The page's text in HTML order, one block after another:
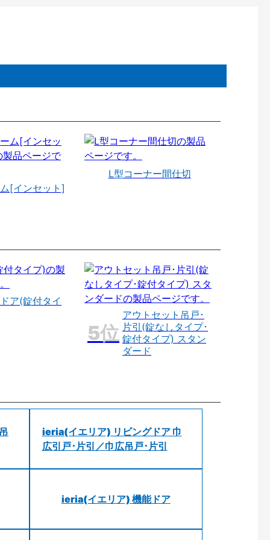
[インセット]
L型コーナー間仕切
ア(錠付タイ
アウトセット吊戸･
片引(錠なしタイプ･
錠付タイプ) スタン
ダード
ieria(イエリア) リビングドア 巾
広引戸･片引／巾広吊戸･片引
ieria(イエリア) 機能ドア